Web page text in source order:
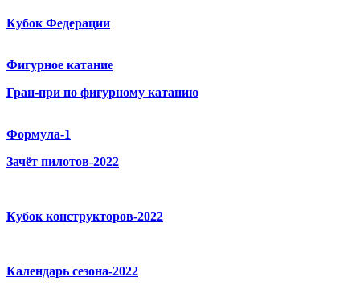
Кубок Федерации
Фигурное катание
Гран-при по фигурному катанию
Формула-1
Зачёт пилотов-2022
Кубок конструкторов-2022
Календарь сезона-2022